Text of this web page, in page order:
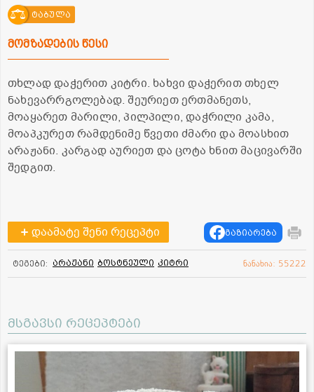
ტაბულა
მომზადების წესი
თხლად დაჭერით კიტრი. ხახვი დაჭერით თხელ
ნახევარრგოლებად. შეურიეთ ერთმანეთს,
მოაყარეთ მარილი, პილპილი, დაჭრილი კამა,
მოაპკურეთ რამდენიმე წვეთი ძმარი და მოასხით
არაჟანი. კარგად აურიეთ და ცოტა ხნით მაცივარში
შედგით.
დაამატე შენი რეცეპტი გაზიარება
ტეგები: არაჟანი ბოსტნეული კიტრი ნანახია: 55222
მსგავსი რეცეპტები